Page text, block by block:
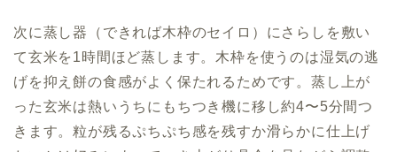
次に蒸し器（できれば木枠のセイロ）にさらしを敷い
て玄米を1時間ほど蒸します。木枠を使うのは湿気の逃
げを抑え餅の食感がよく保たれるためです。蒸し上が
った玄米は熱いうちにもちつき機に移し約4〜5分間つ
きます。粒が残るぷちぷち感を残すか滑らかに仕上げ